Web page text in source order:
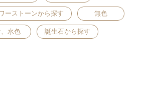
ーストーンから探す 無色
水色 誕生石から探す